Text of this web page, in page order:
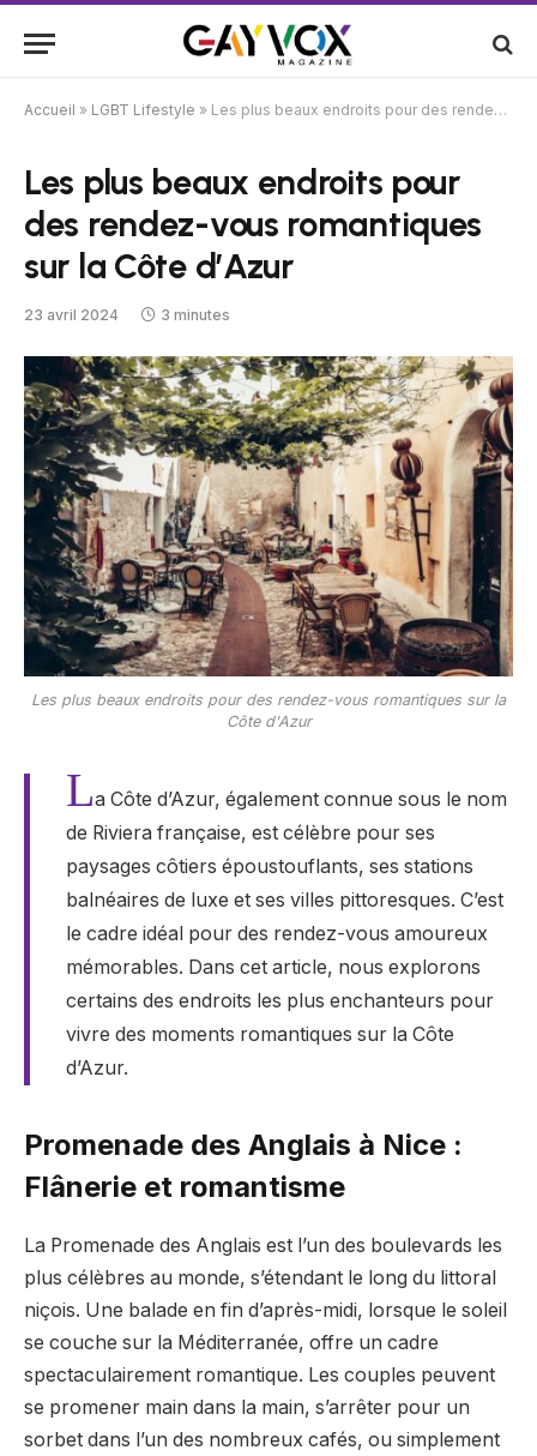
Accueil » LGBT Lifestyle » Les plus beaux endroits pour des rendez-vous romantiques sur la Côte d’Azur
Les plus beaux endroits pour
des rendez-vous romantiques
sur la Côte d’Azur
23 avril 2024 3 minutes
Les plus beaux endroits pour des rendez-vous romantiques sur la
Côte d'Azur
La Côte d’Azur, également connue sous le nom
de Riviera française, est célèbre pour ses
paysages côtiers époustouflants, ses stations
balnéaires de luxe et ses villes pittoresques. C’est
le cadre idéal pour des rendez-vous amoureux
mémorables. Dans cet article, nous explorons
certains des endroits les plus enchanteurs pour
vivre des moments romantiques sur la Côte
d’Azur.
Promenade des Anglais à Nice :
Flânerie et romantisme
La Promenade des Anglais est l’un des boulevards les
plus célèbres au monde, s’étendant le long du littoral
niçois. Une balade en fin d’après-midi, lorsque le soleil
se couche sur la Méditerranée, offre un cadre
spectaculairement romantique. Les couples peuvent
se promener main dans la main, s’arrêter pour un
sorbet dans l’un des nombreux cafés, ou simplement